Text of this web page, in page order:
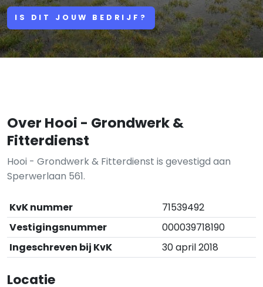
IS DIT JOUW BEDRIJF?
Over Hooi - Grondwerk &
Fitterdienst
Hooi - Grondwerk & Fitterdienst is gevestigd aan
Sperwerlaan 561.
KvK nummer
71539492
Vestigingsnummer
000039718190
Ingeschreven bij KvK
30 april 2018
Locatie